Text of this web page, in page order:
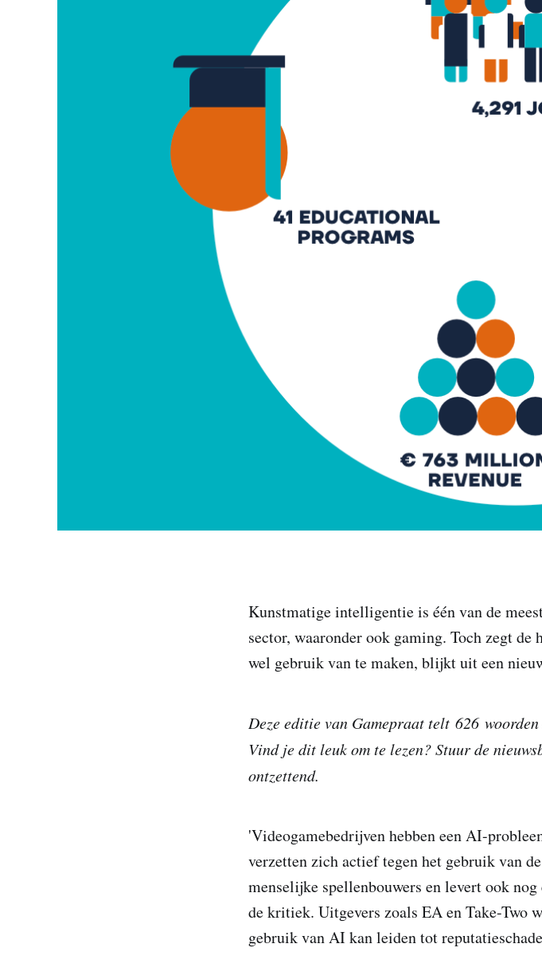
Kunstmatige intelligentie is één van de
sector, waaronder ook gaming. Toch zegt
wel gebruik van te maken, blijkt uit een
Deze editie van Gamepraat telt 626
Vind je dit leuk om te lezen? Stuur de
ontzettend.
'Videogamebedrijven hebben een AI-
verzetten zich actief tegen het gebruik van
menselijke spellenbouwers en levert ook
de kritiek. Uitgevers zoals EA en Take-Two
gebruik van AI kan leiden tot